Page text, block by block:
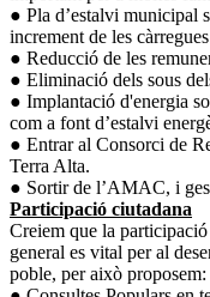
● Pla d’estalvi municipal
increment de les
● Reducció de les
● Eliminació dels sous
● Implantació d'energia
com a font d’estalvi
● Entrar al Consorci de
Terra Alta.
● Sortir de l’AMAC, i
Participació ciutadana
Creiem que la
general es vital per al
poble, per això proposem: